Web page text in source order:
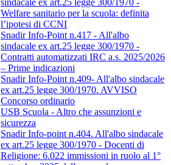
sindacale ex art.25 legge 300/1970 -
Welfare sanitario per la scuola: definita
l’ipotesi di CCNI
Snadir Info-Point n.417 - All'albo
sindacale ex art.25 legge 300/1970 -
Contratti automatizzati IRC a.s. 2025/2026
– Prime indicazioni
Snadir Info-Point n.409- All'albo sindacale
ex art.25 legge 300/1970. AVVISO
Concorso ordinario
USB Scuola - Altro che assunzioni e
sicurezza
Snadir Info-point n.404. All'albo sindacale
ex art.25 legge 300/1970 - Docenti di
Religione: 6.022 immissioni in ruolo al 1°